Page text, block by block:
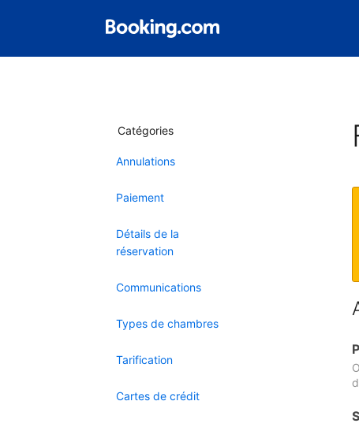
Catégories
Annulations
Paiement
Détails de la
réservation
Communications
Types de chambres
Tarification
Cartes de crédit